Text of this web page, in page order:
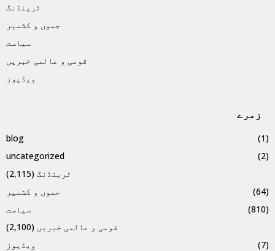
ٹرینڈنگ
جموں و کشمیر
سیاست
قومی و عالمی خبریں
ویڈیوز
زمرے
blog
(1)
uncategorized
(2)
ٹرینڈنگ (2,115)
جموں و کشمیر
(64)
سیاست
(810)
قومی و عالمی خبریں (2,100)
ویڈیوز
(7)